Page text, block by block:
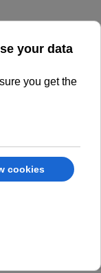
DA STAMPA